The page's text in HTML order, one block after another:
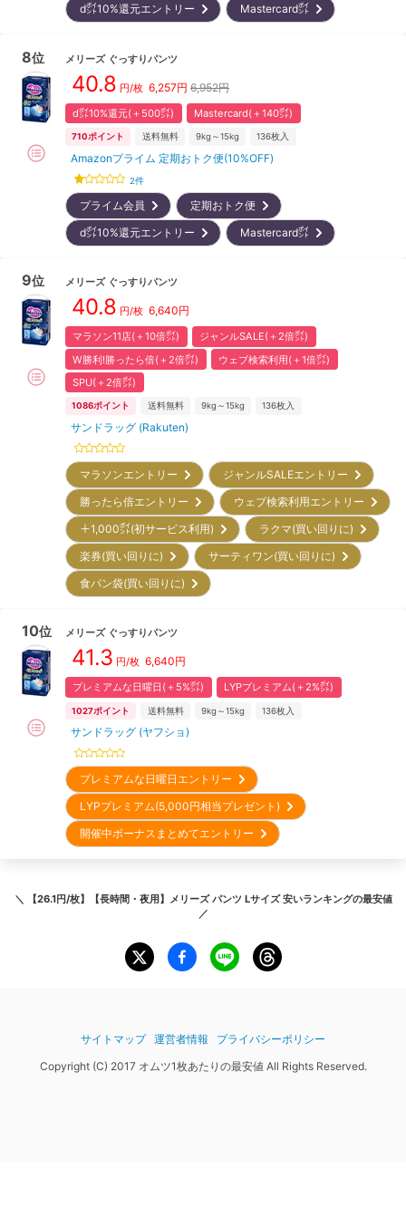
d㌽10%還元エントリー
Mastercard㌽
8位 メリーズ ぐっすりパンツ
40.8 円/枚 6,257円 6,952円
d㌽10%還元(＋500㌽) Mastercard(＋140㌽)
710ポイント 送料無料 9kg～15kg 136枚入
Amazonプライム 定期おトク便(10%OFF)
2件
プライム会員
定期おトク便
d㌽10%還元エントリー
Mastercard㌽
9位 メリーズ ぐっすりパンツ
40.8 円/枚 6,640円
マラソン11店(＋10倍㌽)
ジャンルSALE(＋2倍㌽)
W勝利!勝ったら倍(＋2倍㌽)
ウェブ検索利用(＋1倍㌽)
SPU(＋2倍㌽)
1086ポイント 送料無料 9kg～15kg 136枚入
サンドラッグ (Rakuten)
マラソンエントリー
ジャンルSALEエントリー
勝ったら倍エントリー
ウェブ検索利用エントリー
＋1,000㌽(初サービス利用)
ラクマ(買い回りに)
楽券(買い回りに)
サーティワン(買い回りに)
食パン袋(買い回りに)
10位 メリーズ ぐっすりパンツ
41.3 円/枚 6,640円
プレミアムな日曜日(＋5%㌽) LYPプレミアム(＋2%㌽)
1027ポイント 送料無料 9kg～15kg 136枚入
サンドラッグ (ヤフショ)
プレミアムな日曜日エントリー
LYPプレミアム(5,000円相当プレゼント)
開催中ボーナスまとめてエントリー
＼ 【26.1円/枚】【長時間・夜用】メリーズ パンツ Lサイズ 安いランキングの最安値
／
サイトマップ 運営者情報
プライバシーポリシー
Copyright (C) 2017 オムツ1枚あたりの最安値 All Rights Reserved.